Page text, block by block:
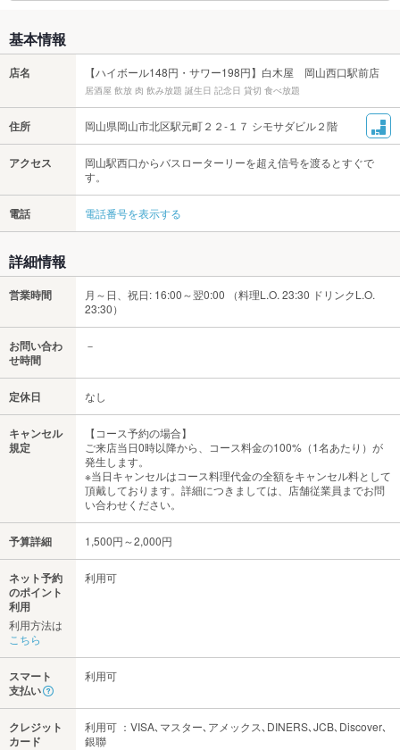
基本情報
店名 【ハイボール148円・サワー198円】白木屋 岡山西口駅前店
居酒屋 飲放 肉 飲み放題 誕生日 記念日 貸切 食べ放題
住所 岡山県岡山市北区駅元町２２-１７ シモサダビル２階
アクセス
岡山駅西口からバスローターリーを超え信号を渡るとすぐで
す。
電話 電話番号を表示する
詳細情報
営業時間
月～日、祝日: 16:00～翌0:00 （料理L.O. 23:30 ドリンクL.O.
23:30）
お問い合わ
せ時間
－
定休日 なし
キャンセル
規定
【コース予約の場合】
ご来店当日0時以降から、コース料金の100%（1名あたり）が
発生します。
※当日キャンセルはコース料理代金の全額をキャンセル料として
頂戴しております。詳細につきましては、店舗従業員までお問
い合わせください。
予算詳細 1,500円～2,000円
ネット予約
のポイント
利用
利用方法は
こちら
利用可
スマート
支払い
利用可
クレジット
カード
利用可 ：VISA､マスター､アメックス､DINERS､JCB､Discover､
銀聯